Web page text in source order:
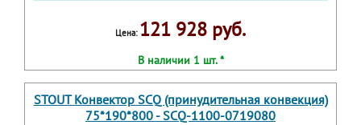
Цена: 121 928 руб.
В наличии 1 шт. *
STOUT Конвектор SCQ (принудительная конвекция)
75*190*800 - SCQ-1100-0719080